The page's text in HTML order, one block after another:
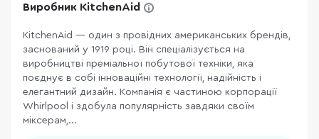
Виробник KitchenAid
KitchenAid — один з провідних американських брендів,
заснований у 1919 році. Він спеціалізується на
виробництві преміальної побутової техніки, яка
поєднує в собі інноваційні технології, надійність і
елегантний дизайн. Компанія є частиною корпорації
Whirlpool і здобула популярність завдяки своїм
міксерам,...